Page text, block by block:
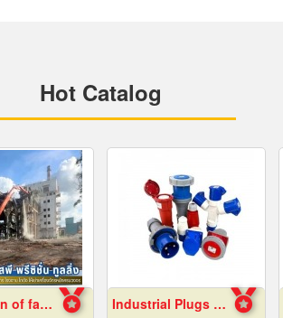
Hot Catalog
Demolition of factory in Samut Prakan Industrial Plugs and Sockets in Pattaya, Chonburi